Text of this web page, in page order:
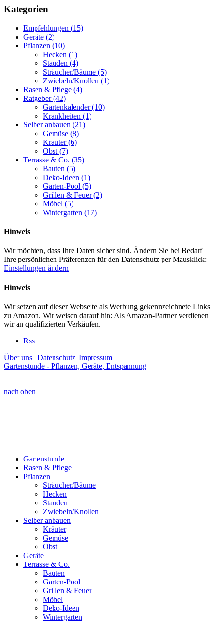
Kategorien
Empfehlungen (15)
Geräte (2)
Pflanzen (10)
Hecken (1)
Stauden (4)
Sträucher/Bäume (5)
Zwiebeln/Knollen (1)
Rasen & Pflege (4)
Ratgeber(42)
Gartenkalender(10)
Krankheiten (1)
Selber anbauen (21)
Gemüse (8)
Kräuter(6)
Obst (7)
Terrasse & Co. (35)
Bauten (5)
Deko-Ideen (1)
Garten-Pool (5)
Grillen & Feuer(2)
Möbel (5)
Wintergarten (17)
Hinweis
Wir möchten, dass Ihre Daten sicher sind. Ändern Sie bei Bedarf
Ihre persönlichen Präferenzen für den Datenschutz per Mausklick:
Einstellungen ändern
Hinweis
Wir setzen auf dieser Webseite als Werbung gekennzeichnete Links
zu Amazon. Wir weisen darauf hin: Als Amazon-Partner verdienen
wir an qualifizierten Verkäufen.
Rss
Über uns | Datenschutz| Impressum
Gartenstunde - Pflanzen, Geräte, Entspannung
nach oben
Gartenstunde
Rasen & Pflege
Pflanzen
Sträucher/Bäume
Hecken
Stauden
Zwiebeln/Knollen
Selber anbauen
Kräuter
Gemüse
Obst
Geräte
Terrasse & Co.
Bauten
Garten-Pool
Grillen & Feuer
Möbel
Deko-Ideen
Wintergarten